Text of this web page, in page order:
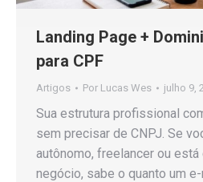
Landing Page +
para CPF
Artigos Por Lucas Wes julho 9,
Sua estrutura profissional
sem precisar de CNPJ. Se
autônomo, freelancer ou
negócio, sabe o quanto um